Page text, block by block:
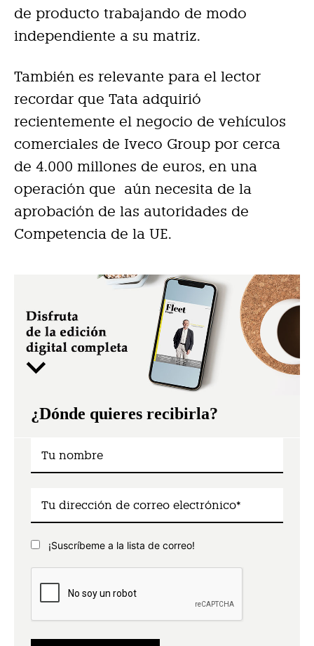
de producto trabajando de modo
independiente a su matriz.
También es relevante para el lector
recordar que Tata adquirió
recientemente el negocio de vehículos
comerciales de Iveco Group por cerca
de 4.000 millones de euros, en una
operación que aún necesita de la
aprobación de las autoridades de
Competencia de la UE.
¿Dónde quieres recibirla?
¡Suscríbeme a la lista de correo!